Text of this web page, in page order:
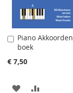
Piano Akkoorden
boek
€ 7,50
Aan
winkelwagen
toevoegen
AAN